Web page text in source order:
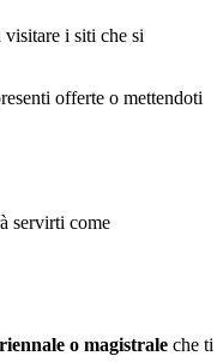
i siti che si
offerte o mettendoti
servirti come
o magistrale che ti